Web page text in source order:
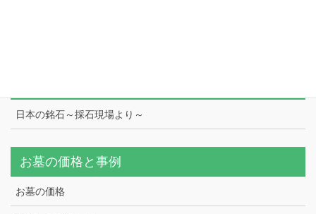
日本の銘石～採石現場より～
お墓の価格と事例
お墓の価格